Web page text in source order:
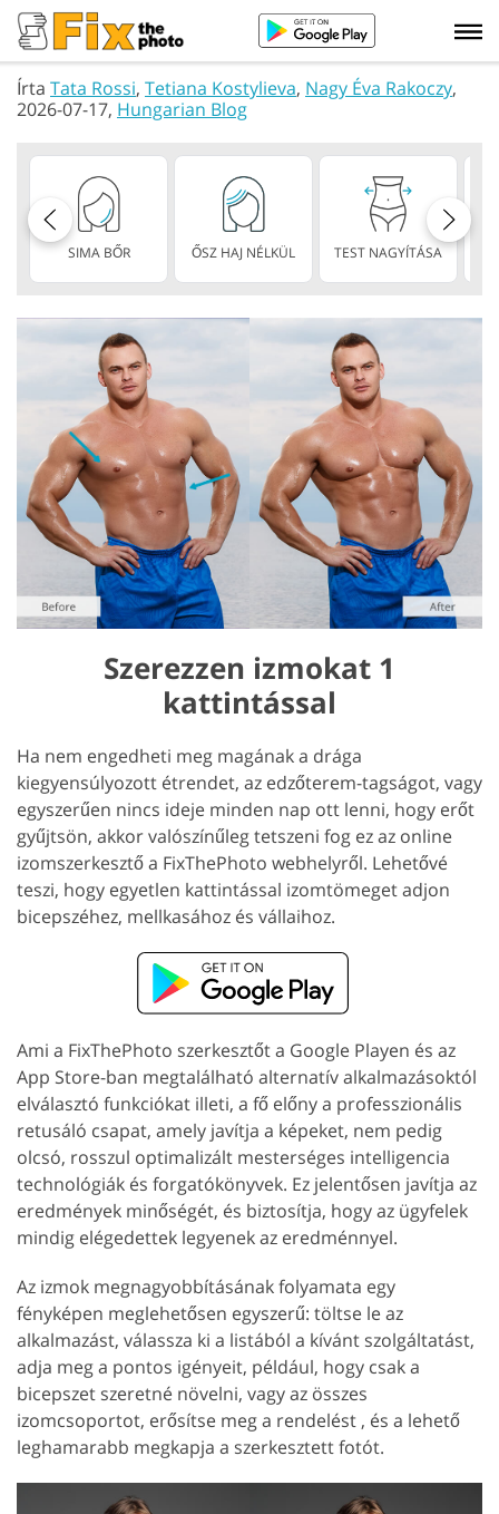
Írta Tata Rossi, Tetiana Kostylieva, Nagy Éva Rakoczy,
2026-07-17, Hungarian Blog
SIMA BŐR ŐSZ HAJ NÉLKÜL TEST NAGYÍTÁSA
Szerezzen izmokat 1
kattintással
Ha nem engedheti meg magának a drága
kiegyensúlyozott étrendet, az edzőterem-tagságot, vagy
egyszerűen nincs ideje minden nap ott lenni, hogy erőt
gyűjtsön, akkor valószínűleg tetszeni fog ez az online
izomszerkesztő a FixThePhoto webhelyről. Lehetővé
teszi, hogy egyetlen kattintással izomtömeget adjon
bicepszéhez, mellkasához és vállaihoz.
Ami a FixThePhoto szerkesztőt a Google Playen és az
App Store-ban megtalálható alternatív alkalmazásoktól
elválasztó funkciókat illeti, a fő előny a professzionális
retusáló csapat, amely javítja a képeket, nem pedig
olcsó, rosszul optimalizált mesterséges intelligencia
technológiák és forgatókönyvek. Ez jelentősen javítja az
eredmények minőségét, és biztosítja, hogy az ügyfelek
mindig elégedettek legyenek az eredménnyel.
Az izmok megnagyobbításának folyamata egy
fényképen meglehetősen egyszerű: töltse le az
alkalmazást, válassza ki a listából a kívánt szolgáltatást,
adja meg a pontos igényeit, például, hogy csak a
bicepszet szeretné növelni, vagy az összes
izomcsoportot, erősítse meg a rendelést , és a lehető
leghamarabb megkapja a szerkesztett fotót.